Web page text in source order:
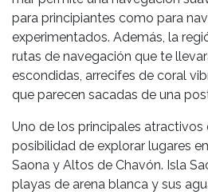
para principiantes como para
experimentados. Además, la
rutas de navegación que te
escondidas, arrecifes de coral
que parecen sacadas de una
Uno de los principales atractivos
posibilidad de explorar lugares
Saona y Altos de Chavón. Isla
playas de arena blanca y sus